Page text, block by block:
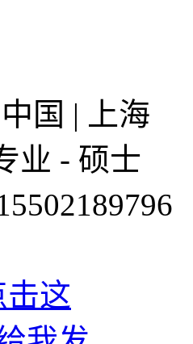
国 | 上海
业 - 硕士